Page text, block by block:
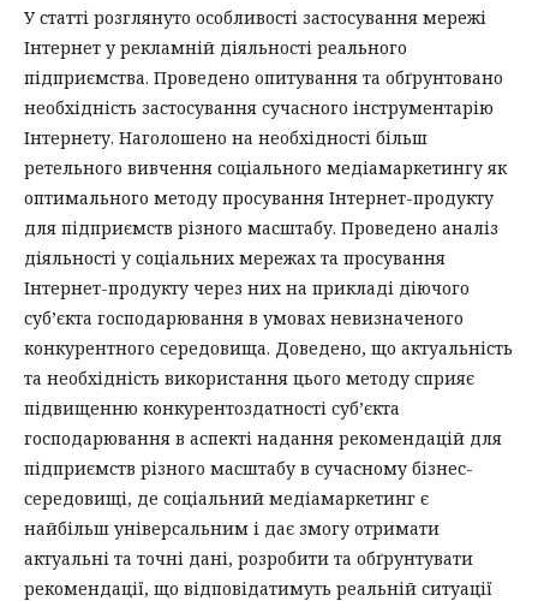
У статті розглянуто особливості застосування мережі
Інтернет у рекламній діяльності реального
підприємства. Проведено опитування та обґрунтовано
необхідність застосування сучасного інструментарію
Інтернету. Наголошено на необхідності більш
ретельного вивчення соціального медіамаркетингу як
оптимального методу просування Інтернет-продукту
для підприємств різного масштабу. Проведено аналіз
діяльності у соціальних мережах та просування
Інтернет-продукту через них на прикладі діючого
суб’єкта господарювання в умовах невизначеного
конкурентного середовища. Доведено, що актуальність
та необхідність використання цього методу сприяє
підвищенню конкурентоздатності суб’єкта
господарювання в аспекті надання рекомендацій для
підприємств різного масштабу в сучасному бізнес-
середовищі, де соціальний медіамаркетинг є
найбільш універсальним і дає змогу отримати
актуальні та точні дані, розробити та обґрунтувати
рекомендації, що відповідатимуть реальній ситуації